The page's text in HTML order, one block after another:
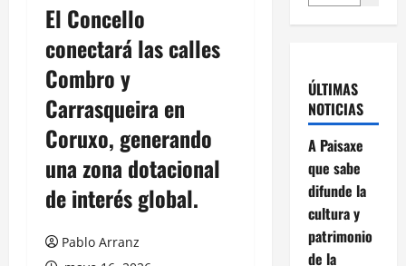
El Concello
conectará las calles
Combro y
Carrasqueira en
Coruxo, generando
una zona dotacional
de interés global.
Pablo Arranz
ÚLTIMAS
NOTICIAS
A Paisaxe
que sabe
difunde la
cultura y
patrimonio
de la